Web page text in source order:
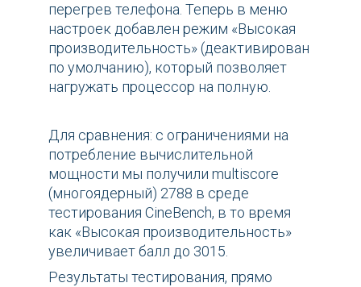
перегрев телефона. Теперь в меню
настроек добавлен режим «Высокая
производительность» (деактивирован
по умолчанию), который позволяет
нагружать процессор на полную.
Для сравнения: с ограничениями на
потребление вычислительной
мощности мы получили multiscore
(многоядерный) 2788 в среде
тестирования CineBench, в то время
как «Высокая производительность»
увеличивает балл до 3015.
Результаты тестирования, прямо